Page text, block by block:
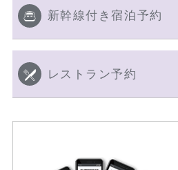
新幹線付き宿泊予約
レストラン予約